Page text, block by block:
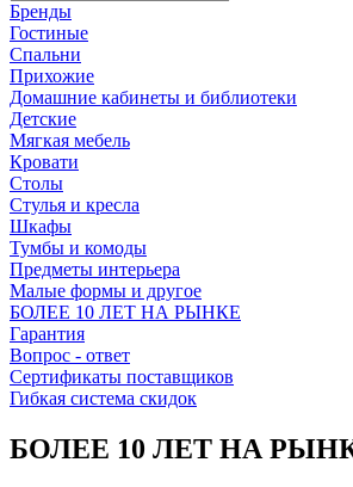
Бренды
Гостиные
Спальни
Прихожие
Домашние кабинеты и библиотеки
Детские
Мягкая мебель
Кровати
Столы
Стулья и кресла
Шкафы
Тумбы и комоды
Предметы интерьера
Малые формы и другое
БОЛЕЕ 10 ЛЕТ НА РЫНКЕ
Гарантия
Вопрос - ответ
Сертификаты поставщиков
Гибкая система скидок
БОЛЕЕ 10 ЛЕТ НА